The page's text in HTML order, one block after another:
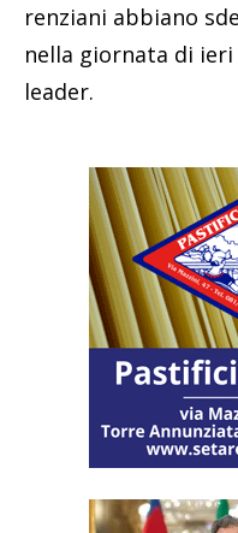
renziani abbiano
nella giornata di
leader.